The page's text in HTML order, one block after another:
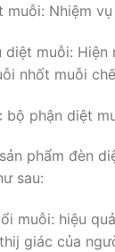
muỗi: Nhiệm
diệt muỗi:
nhốt muỗi
bộ phận diệt
phẩm đèn
sau:
muỗi: hiệu
giác của